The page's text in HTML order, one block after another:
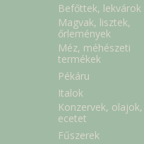
Befőttek, lekvárok
Magvak, lisztek,
őrlemények
Méz, méhészeti
termékek
Pékáru
Italok
Konzervek, olajok,
ecetet
Fűszerek